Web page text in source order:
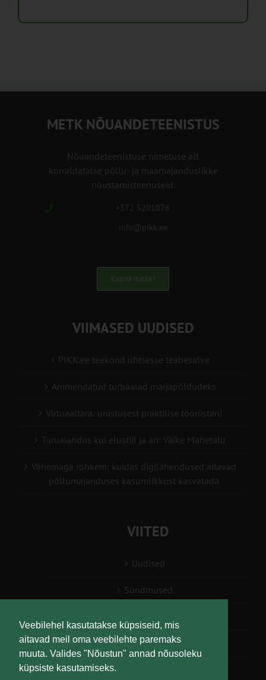
Veebilehel kasutatakse küpsiseid, mis
aitavad meil oma veebilehte paremaks
muuta. Valides "Nõustun" annad nõusoleku
küpsiste kasutamiseks.
METK NÕUANDETEENISTUS
Nõuandeteenistuse nimetuse alt
korraldatalse põllu- ja maamajanduslikke
nõustamisteenuseid.
+372 5201078
info@pikk.ee
Kirjuta meile!
VIIMASED UUDISED
PIKK.ee teekond ühtsesse teabesalve
Ammendatud turbaalad marjapõldudeks
Virtuaaltara: unistusest praktilise tööriistani
Turuaiandus kui elustiil ja äri: Väike Mahetalu
Vähemaga rohkem: kuidas digilahendused aitavad
põllumajanduses kasumlikkust kasvatada
VIITED
Uudised
Sündmused
Teabesalv
Liitu uudiskirjaga